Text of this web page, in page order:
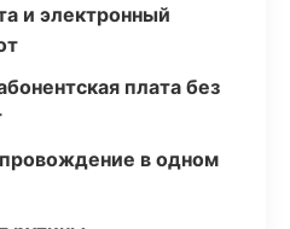
и электронный
плата без
в одном